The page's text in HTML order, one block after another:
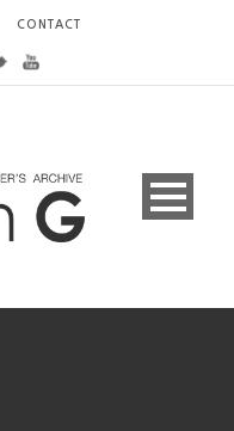
CONTACT